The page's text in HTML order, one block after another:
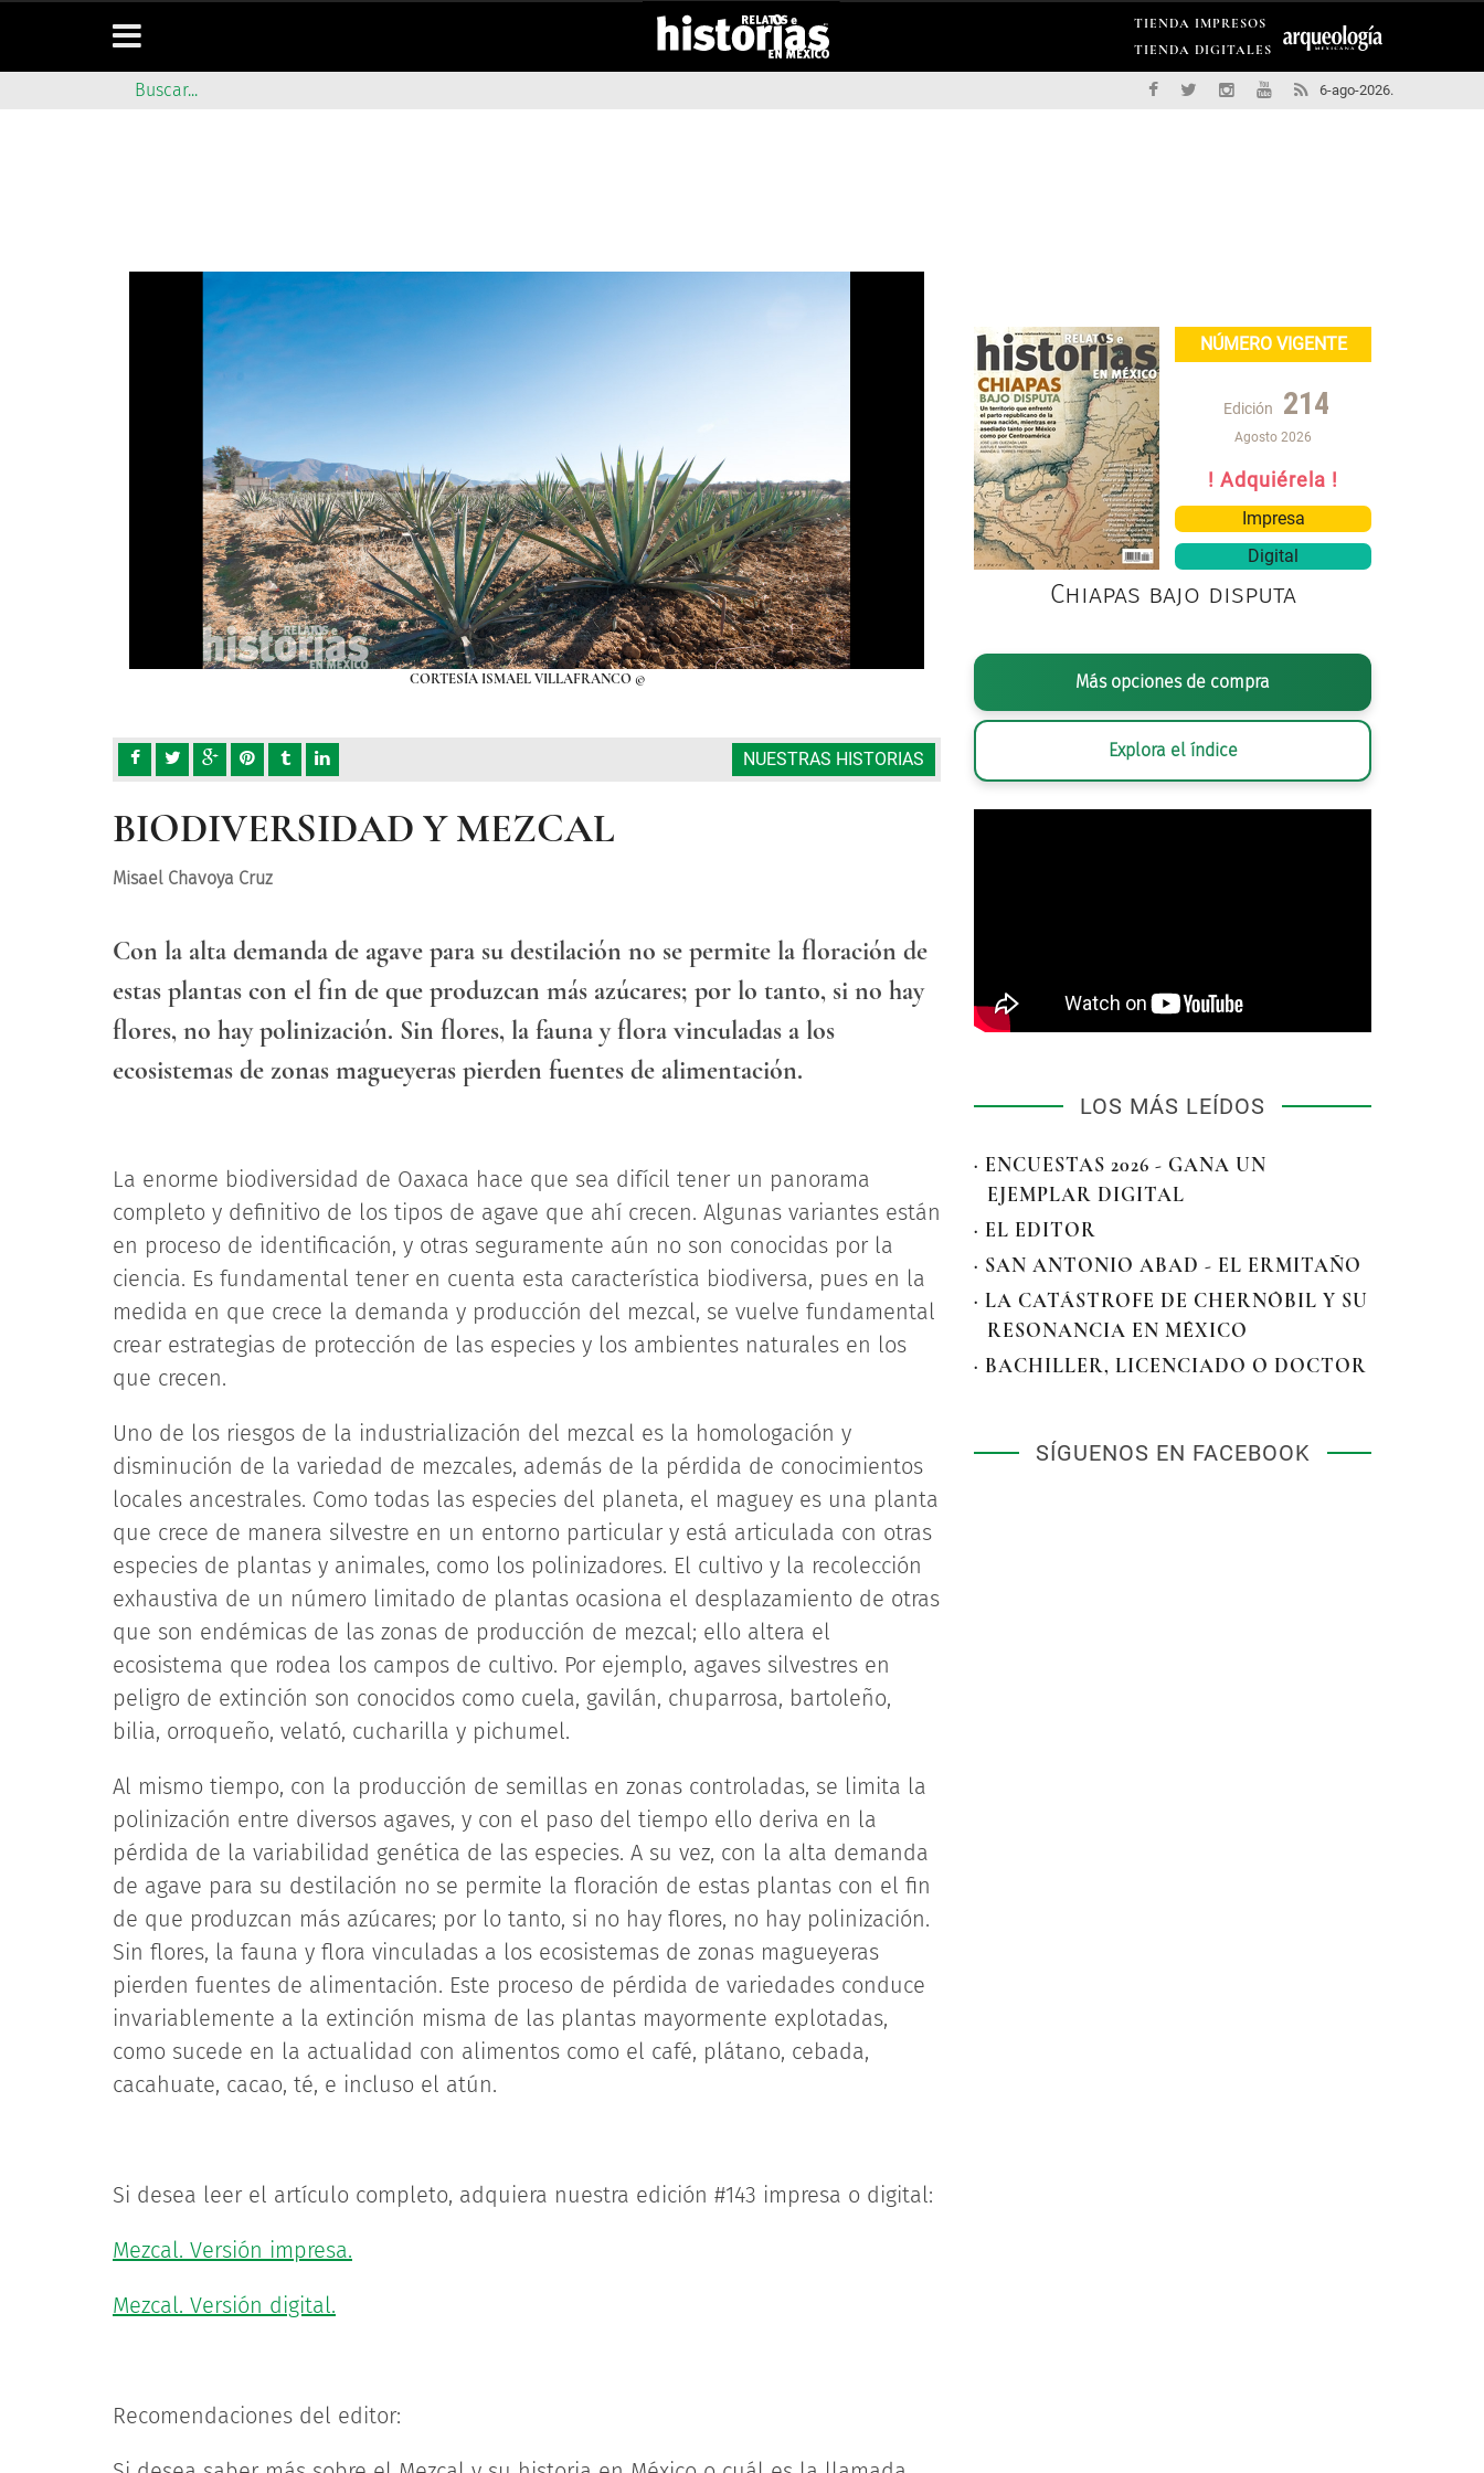
TIENDA IMPRESOS
TIENDA DIGITALES
6-ago-2026.
CORTESÍA ISMAEL VILLAFRANCO © CORTESÍA ISMAEL VILLAFRANCO ©
NUESTRAS HISTORIAS
BIODIVERSIDAD Y MEZCAL
Misael Chavoya Cruz
Con la alta demanda de agave para su destilación no se permite la floración de
estas plantas con el fin de que produzcan más azúcares; por lo tanto, si no hay
flores, no hay polinización. Sin flores, la fauna y flora vinculadas a los
ecosistemas de zonas magueyeras pierden fuentes de alimentación.
La enorme biodiversidad de Oaxaca hace que sea difícil tener un panorama
completo y definitivo de los tipos de agave que ahí crecen. Algunas variantes están
en proceso de identificación, y otras seguramente aún no son conocidas por la
ciencia. Es fundamental tener en cuenta esta característica biodiversa, pues en la
medida en que crece la demanda y producción del mezcal, se vuelve fundamental
crear estrategias de protección de las especies y los ambientes naturales en los
que crecen.
Uno de los riesgos de la industrialización del mezcal es la homologación y
disminución de la variedad de mezcales, además de la pérdida de conocimientos
locales ancestrales. Como todas las especies del planeta, el maguey es una planta
que crece de manera silvestre en un entorno particular y está articulada con otras
especies de plantas y animales, como los polinizadores. El cultivo y la recolección
exhaustiva de un número limitado de plantas ocasiona el desplazamiento de otras
que son endémicas de las zonas de producción de mezcal; ello altera el
ecosistema que rodea los campos de cultivo. Por ejemplo, agaves silvestres en
peligro de extinción son conocidos como cuela, gavilán, chuparrosa, bartoleño,
bilia, orroqueño, velató, cucharilla y pichumel.
Al mismo tiempo, con la producción de semillas en zonas controladas, se limita la
polinización entre diversos agaves, y con el paso del tiempo ello deriva en la
pérdida de la variabilidad genética de las especies. A su vez, con la alta demanda
de agave para su destilación no se permite la floración de estas plantas con el fin
de que produzcan más azúcares; por lo tanto, si no hay flores, no hay polinización.
Sin flores, la fauna y flora vinculadas a los ecosistemas de zonas magueyeras
pierden fuentes de alimentación. Este proceso de pérdida de variedades conduce
invariablemente a la extinción misma de las plantas mayormente explotadas,
como sucede en la actualidad con alimentos como el café, plátano, cebada,
cacahuate, cacao, té, e incluso el atún.
Si desea leer el artículo completo, adquiera nuestra edición #143 impresa o digital:
Mezcal. Versión impresa.
Mezcal. Versión digital.
Recomendaciones del editor:
NÚMERO VIGENTE
Edición 214
Agosto 2026
! Adquiérela !
Impresa
Digital
Chiapas bajo disputa
Más opciones de compra
Explora el índice
LOS MÁS LEÍDOS
· ENCUESTAS 2026 - GANA UN
EJEMPLAR DIGITAL
· EL EDITOR
· SAN ANTONIO ABAD - EL ERMITAÑO
· LA CATÁSTROFE DE CHERNÓBIL Y SU
RESONANCIA EN MÉXICO
· BACHILLER, LICENCIADO O DOCTOR
SÍGUENOS EN FACEBOOK